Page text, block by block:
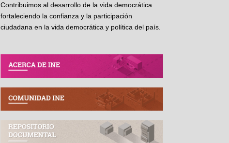
Contribuimos al desarrollo de la vida democrática
fortaleciendo la confianza y la participación
ciudadana en la vida democrática y política del país.